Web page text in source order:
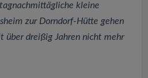
kleine
zur Dorndorf-Hütte gehen
über dreißig Jahren nicht mehr